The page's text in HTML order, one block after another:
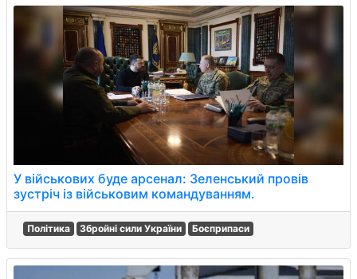
У військових буде арсенал: Зеленський провів
зустріч із військовим командуванням.
Політика Збройні сили України Боєприпаси